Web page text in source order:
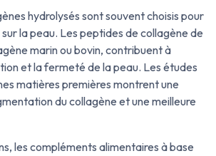
hydrolysés sont souvent choisis pour
la peau. Les peptides de collagène de
marin ou bovin, contribuent à
et la fermeté de la peau. Les études
matières premières montrent une
du collagène et une meilleure
les compléments alimentaires à base